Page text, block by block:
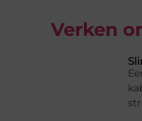
Verken